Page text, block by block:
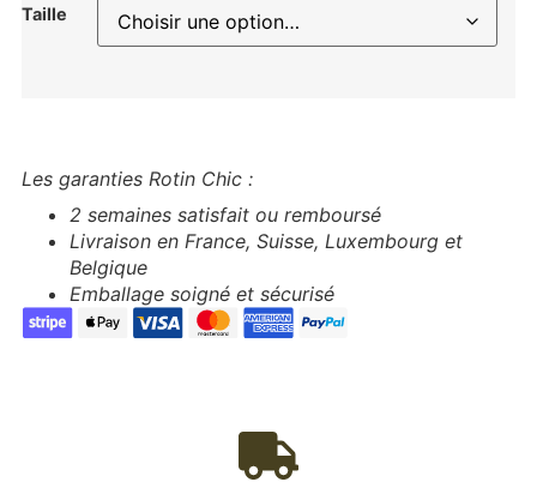
Taille
Les garanties Rotin Chic :
2 semaines satisfait ou remboursé
Livraison en France, Suisse, Luxembourg et
Belgique
Emballage soigné et sécurisé